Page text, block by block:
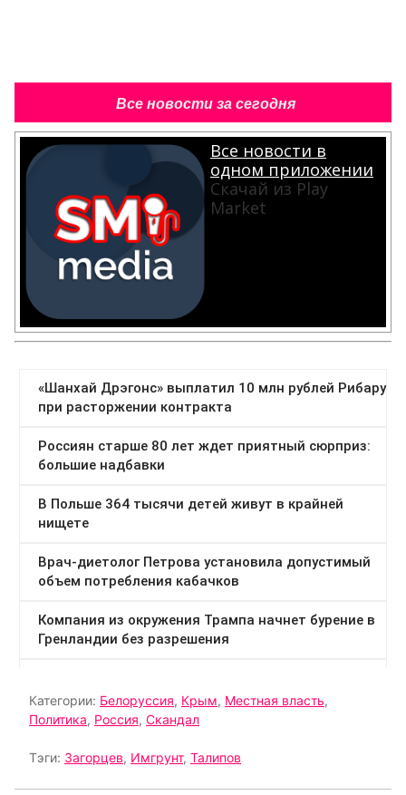
Все новости за сегодня
Все новости в
одном приложении
Скачай из Play
Market
Категории: Белоруссия, Крым, Местная власть,
Политика, Россия, Скандал
Тэги: Загорцев, Имгрунт, Талипов